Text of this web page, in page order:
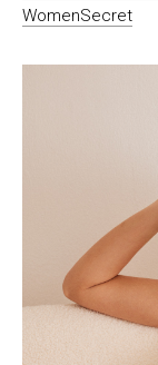
WomenSecret